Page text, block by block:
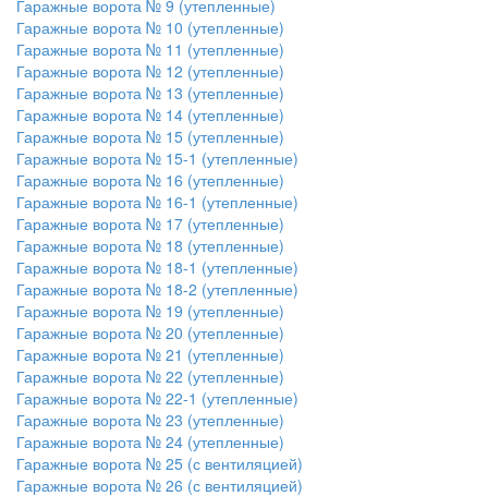
Гаражные ворота № 9 (утепленные)
Гаражные ворота № 10 (утепленные)
Гаражные ворота № 11 (утепленные)
Гаражные ворота № 12 (утепленные)
Гаражные ворота № 13 (утепленные)
Гаражные ворота № 14 (утепленные)
Гаражные ворота № 15 (утепленные)
Гаражные ворота № 15-1 (утепленные)
Гаражные ворота № 16 (утепленные)
Гаражные ворота № 16-1 (утепленные)
Гаражные ворота № 17 (утепленные)
Гаражные ворота № 18 (утепленные)
Гаражные ворота № 18-1 (утепленные)
Гаражные ворота № 18-2 (утепленные)
Гаражные ворота № 19 (утепленные)
Гаражные ворота № 20 (утепленные)
Гаражные ворота № 21 (утепленные)
Гаражные ворота № 22 (утепленные)
Гаражные ворота № 22-1 (утепленные)
Гаражные ворота № 23 (утепленные)
Гаражные ворота № 24 (утепленные)
Гаражные ворота № 25 (с вентиляцией)
Гаражные ворота № 26 (с вентиляцией)